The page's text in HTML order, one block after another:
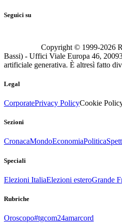
Seguici su
Copyright © 1999-2026
Bassi) - Uffici Viale Europa 46,
artificiale generativa. È altresì fatto
Legal
CorporatePrivacy PolicyCookie
Sezioni
CronacaMondoEconomiaPolitica
Speciali
Elezioni ItaliaElezioni esteroGrande
Rubriche
Oroscopo#tgcom24amarcord